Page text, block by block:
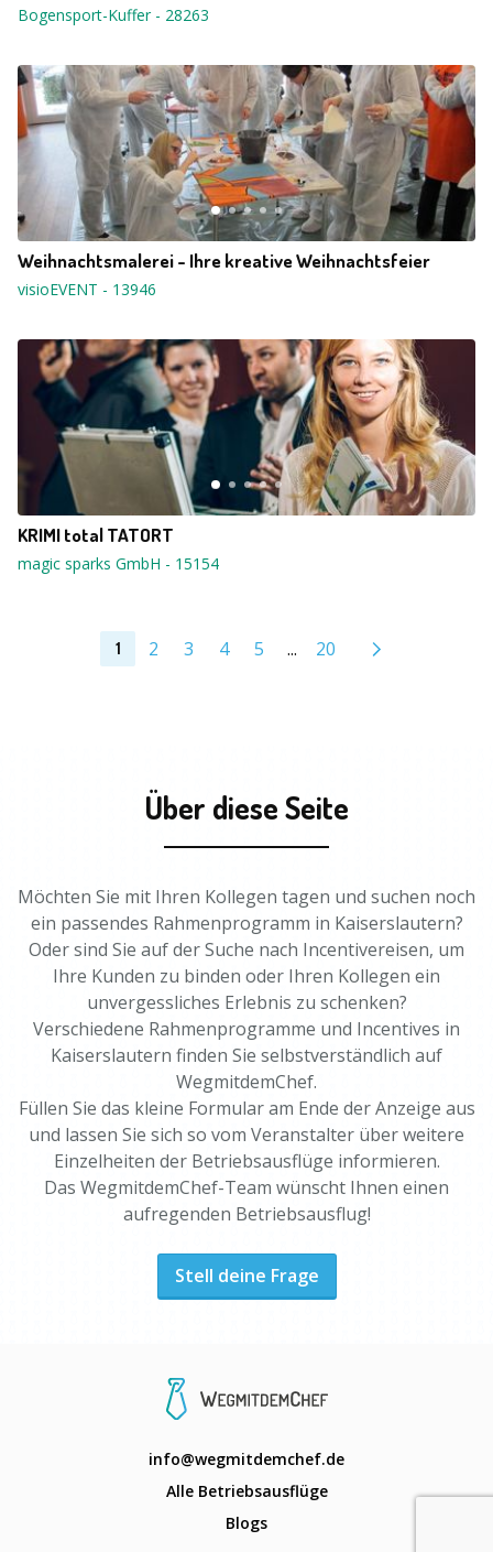
Bogensport-Kuffer- 28263
Weihnachtsmalerei - Ihre kreative Weihnachtsfeier
visioEVENT - 13946
KRIMI total TATORT
magic sparks GmbH - 15154
1 2 3 4 5 ... 20
Über diese Seite
Möchten Sie mit Ihren Kollegen tagen und suchen noch
ein passendes Rahmenprogramm in Kaiserslautern?
Oder sind Sie auf der Suche nach Incentivereisen, um
Ihre Kunden zu binden oder Ihren Kollegen ein
unvergessliches Erlebnis zu schenken?
Verschiedene Rahmenprogramme und Incentives in
Kaiserslautern finden Sie selbstverständlich auf
WegmitdemChef.
Füllen Sie das kleine Formular am Ende der Anzeige aus
und lassen Sie sich so vom Veranstalter über weitere
Einzelheiten der Betriebsausflüge informieren.
Das WegmitdemChef-Team wünscht Ihnen einen
aufregenden Betriebsausflug!
Stell deine Frage
info@wegmitdemchef.de
Alle Betriebsausflüge
Blogs